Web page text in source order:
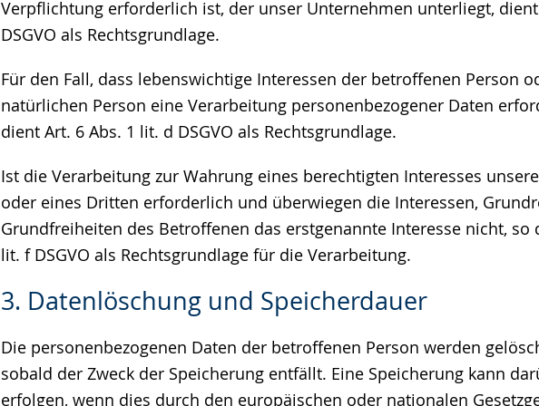
Verpflichtung erforderlich ist, der unser Unternehmen unterliegt,
DSGVO als Rechtsgrundlage.
Für den Fall, dass lebenswichtige Interessen der betroffenen Person
natürlichen Person eine Verarbeitung personenbezogener Daten
dient Art. 6 Abs. 1 lit. d DSGVO als Rechtsgrundlage.
Ist die Verarbeitung zur Wahrung eines berechtigten Interesses
oder eines Dritten erforderlich und überwiegen die Interessen,
Grundfreiheiten des Betroffenen das erstgenannte Interesse nicht, so
lit. f DSGVO als Rechtsgrundlage für die Verarbeitung.
3. Datenlöschung und Speicherdauer
Die personenbezogenen Daten der betroffenen Person werden
sobald der Zweck der Speicherung entfällt. Eine Speicherung kann
erfolgen, wenn dies durch den europäischen oder nationalen